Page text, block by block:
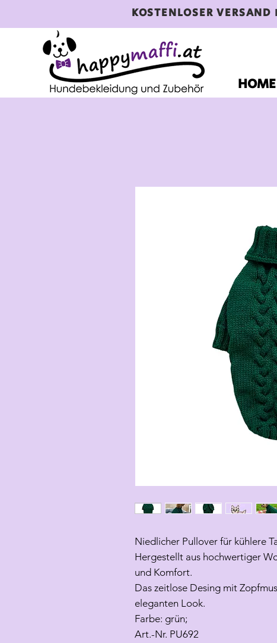
KOSTENLOSER VERSAND
HOME
Niedlicher Pullover für kühlere
Hergestellt aus hochwertiger
und Komfort.
Das zeitlose Desing mit
eleganten Look.
Farbe: grün;
Art.-Nr. PU692